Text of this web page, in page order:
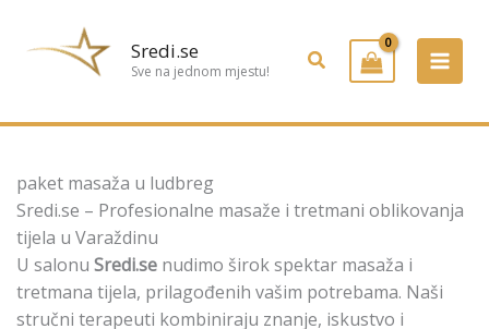
Sredi.se
Sve na jednom mjestu! Pretraživanje
paket masaža u ludbreg
Sredi.se – Profesionalne masaže i tretmani oblikovanja
tijela u Varaždinu
U salonu Sredi.se nudimo širok spektar masaža i
tretmana tijela, prilagođenih vašim potrebama. Naši
stručni terapeuti kombiniraju znanje, iskustvo i